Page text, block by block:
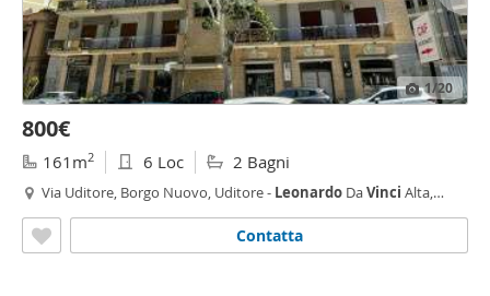
1/20
800€
161m2 6 Loc 2 Bagni
Via Uditore, Borgo Nuovo, Uditore - Leonardo DaVinci Alta,
Contatta